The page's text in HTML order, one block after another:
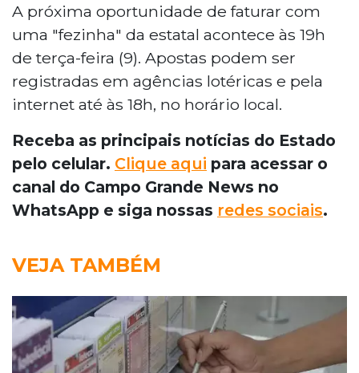
A próxima oportunidade de faturar com
uma "fezinha" da estatal acontece às 19h
de terça-feira (9). Apostas podem ser
registradas em agências lotéricas e pela
internet até às 18h, no horário local.
Receba as principais notícias do Estado
pelo celular. Clique aqui para acessar o
canal do Campo Grande News no
WhatsApp e siga nossas redes sociais.
VEJA TAMBÉM